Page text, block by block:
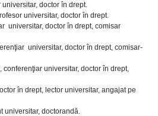
universitar, doctor în drept.
universitar, doctor în drept.
universitar, doctor în drept, comisar
universitar, doctor în drept, comisar-
, conferenţiar universitar, doctor în drept,
în drept, lector universitar, angajat pe
universitar, doctorandă.